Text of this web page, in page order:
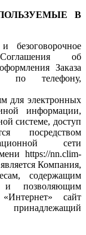
В
об
Заказа
по телефону,
для электронных
информации,
системе, доступ
посредством
сети
https://nn.clim-
Компания,
содержащим
и позволяющим
сайт